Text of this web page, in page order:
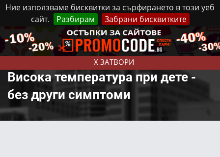
Ние използваме бисквитки за сърфирането в този уеб
сайт.
Разбирам Забрани бисквитките
X ЗАТВОРИ
Събота, 8 Август, 2026 Реклама Контакти
Висока температура при дете -
без други симптоми